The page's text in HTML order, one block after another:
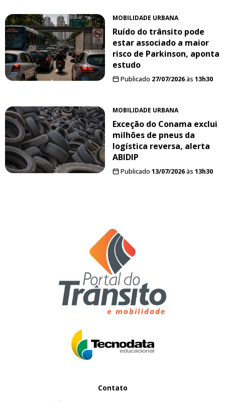
MOBILIDADE URBANA
Ruído do trânsito pode
estar associado a maior
risco de Parkinson, aponta
estudo
Publicado 27/07/2026às 13h30
MOBILIDADE URBANA
Exceção do Conama exclui
milhões de pneus da
logística reversa, alerta
ABIDIP
Publicado 13/07/2026às 13h30
Contato